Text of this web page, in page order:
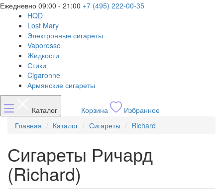
Ежедневно 09:00 - 21:00 +7 (495) 222-00-35
HQD
Lost Mary
Электронные сигареты
Vaporesso
Жидкости
Стики
Cigaronne
Армянские сигареты
Каталог Корзина
Избранное
Главная
Каталог Сигареты Richard
Сигареты Ричард
(Richard)